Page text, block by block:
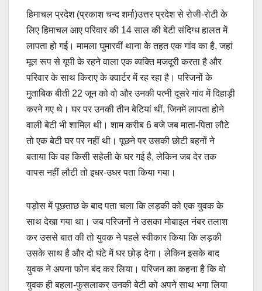
हिमाचल प्रदेश (प्रकाश चन्द शर्मा)उत्तर प्रदेश से रोजी-रोटी के
लिए हिमाचल आए परिवार की 14 साल की बेटी संदिग्ध हालत में
लापता हो गई। मामला घुमारवीं थाना के तहत एक गांव का है, जहां
मूल रूप से यूपी के रहने वाला एक व्यक्ति मजदूरी करता है और
परिवार के साथ किराए के क्वार्टर में रह रहा है। परिजनों के
मुताबिक बीती 22 जून को वो और उनकी पत्नी दूसरे गांव में दिहाड़ी
करने गए थे। घर पर उनकी तीन बेटियां थीं, जिनमें लापता होने
वाली बेटी भी शामिल थी। शाम करीब 6 बजे जब माता-पिता लौटे
तो एक बेटी घर पर नहीं थी। पूछने पर उसकी छोटी बहनों ने
बताया कि वह किसी सहेली के घर गई है, लेकिन जब देर तक
वापस नहीं लौटी तो इधर-उधर पता किया गया।
पड़ोस में पूछताछ के बाद पता चला कि लड़की को एक युवक के
साथ देखा गया था। जब परिजनों ने उसका मोबाइल नंबर तलाश
कर उससे बात की तो युवक ने पहले स्वीकार किया कि लड़की
उसके साथ है और दो घंटे में घर छोड़ देगा। लेकिन इसके बाद
युवक ने अपना फोन बंद कर लिया। परिजन का कहना है कि वो
युवक ही बहला-फुसलाकर उनकी बेटी को अपने साथ भगा लिया